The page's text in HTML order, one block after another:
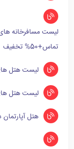
لیست مسافرخانه
تماس+50% تخفیف
لیست هتل های
لیست هتل های
هتل